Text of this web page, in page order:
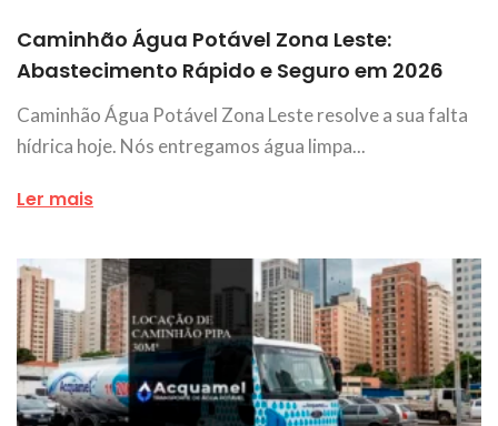
Caminhão Água Potável Zona Leste:
Abastecimento Rápido e Seguro em 2026
Caminhão Água Potável Zona Leste resolve a sua falta
hídrica hoje. Nós entregamos água limpa...
Ler mais